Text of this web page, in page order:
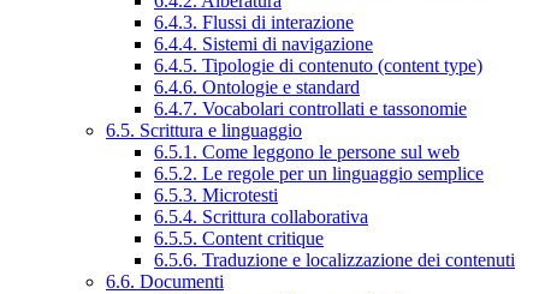
6.4.3. Flussi di interazione
6.4.4. Sistemi di navigazione
6.4.5. Tipologie di contenuto (content type)
6.4.6. Ontologie e standard
6.4.7. Vocabolari controllati e tassonomie
6.5. Scrittura e linguaggio
6.5.1. Come leggono le persone sul web
6.5.2. Le regole per un linguaggio semplice
6.5.3. Microtesti
6.5.4. Scrittura collaborativa
6.5.5. Content critique
6.5.6. Traduzione e localizzazione dei contenuti
6.6. Documenti